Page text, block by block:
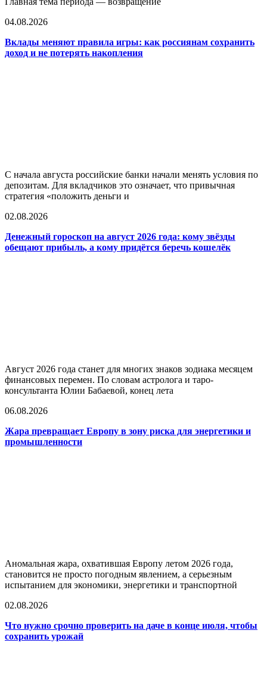
04.08.2026
Вклады меняют правила игры: как россиянам сохранить
доход и не потерять накопления
С начала августа российские банки начали менять условия по
депозитам. Для вкладчиков это означает, что привычная
стратегия «положить деньги и
02.08.2026
Денежный гороскоп на август 2026 года: кому звёзды
обещают прибыль, а кому придётся беречь кошелёк
Август 2026 года станет для многих знаков зодиака месяцем
финансовых перемен. По словам астролога и таро-
консультанта Юлии Бабаевой, конец лета
06.08.2026
Жара превращает Европу в зону риска для энергетики и
промышленности
Аномальная жара, охватившая Европу летом 2026 года,
становится не просто погодным явлением, а серьезным
испытанием для экономики, энергетики и транспортной
02.08.2026
Что нужно срочно проверить на даче в конце июля, чтобы
сохранить урожай